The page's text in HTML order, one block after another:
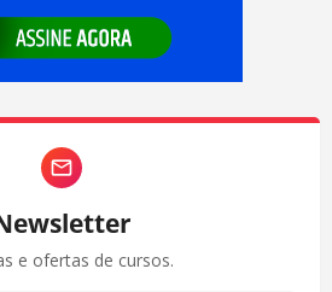
e ofertas de cursos.